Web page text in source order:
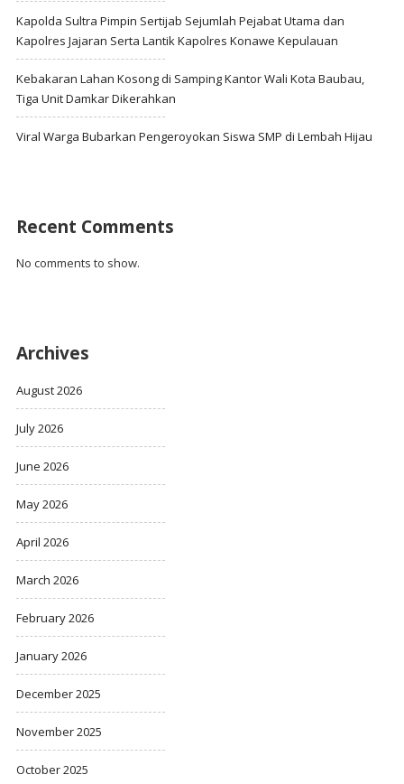
Kapolda Sultra Pimpin Sertijab Sejumlah Pejabat Utama dan
Kapolres Jajaran Serta Lantik Kapolres Konawe Kepulauan
Kebakaran Lahan Kosong di Samping Kantor Wali Kota Baubau,
Tiga Unit Damkar Dikerahkan
Viral Warga Bubarkan Pengeroyokan Siswa SMP di Lembah Hijau
Recent Comments
No comments to show.
Archives
August 2026
July 2026
June 2026
May 2026
April 2026
March 2026
February 2026
January 2026
December 2025
November 2025
October 2025